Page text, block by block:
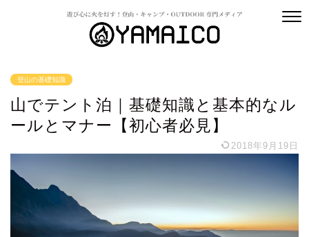
登山の基礎知識
山でテント泊｜基礎知識と基本的なル
ールとマナー【初心者必見】
2018年9月19日